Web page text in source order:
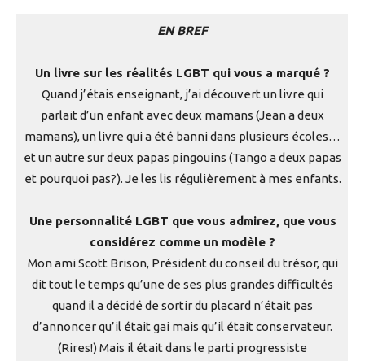
EN BREF
Un livre sur les réalités LGBT qui vous a marqué ?
Quand j’étais enseignant, j’ai découvert un livre qui
parlait d’un enfant avec deux mamans (Jean a deux
mamans), un livre qui a été banni dans plusieurs écoles…
et un autre sur deux papas pingouins (Tango a deux papas
et pourquoi pas?). Je les lis régulièrement à mes enfants.
Une personnalité LGBT que vous admirez, que vous
considérez comme un modèle ?
Mon ami Scott Brison, Président du conseil du trésor, qui
dit tout le temps qu’une de ses plus grandes difficultés
quand il a décidé de sortir du placard n’était pas
d’annoncer qu’il était gai mais qu’il était conservateur.
(Rires!) Mais il était dans le parti progressiste